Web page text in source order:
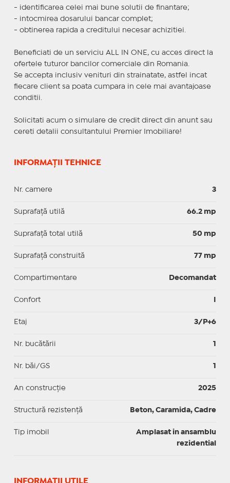
- identificarea celei mai bune solutii de finantare;
- intocmirea dosarului bancar complet;
- obtinerea rapida a creditului necesar achizitiei.
Beneficiati de un serviciu ALL IN ONE, cu acces direct la
ofertele tuturor bancilor comerciale din Romania.
Se accepta inclusiv venituri din strainatate, astfel incat
fiecare client sa poata cumpara in cele mai avantajoase
conditii.
Solicitati acum o simulare de credit direct din anunt sau
cereti detalii consultantului Premier Imobiliare!
INFORMAȚII TEHNICE
Nr. camere 3
Suprafaţă utilă 66.2 mp
Suprafaţă total utilă 50 mp
Suprafaţă construită 77 mp
Compartimentare Decomandat
Confort
Etaj 3/P+6
Nr. bucătării 1
Nr. băi/GS 1
An construcție 2025
Structură rezistență Beton, Caramida, Cadre
Tip imobil
Amplasat in ansamblu
rezidential
INFORMAŢII UTILE